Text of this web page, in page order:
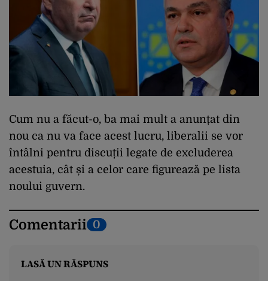
Cum nu a făcut-o, ba mai mult a anunțat din
nou ca nu va face acest lucru, liberalii se vor
întâlni pentru discuții legate de excluderea
acestuia, cât și a celor care figurează pe lista
noului guvern.
Comentarii 0
LASĂ UN RĂSPUNS